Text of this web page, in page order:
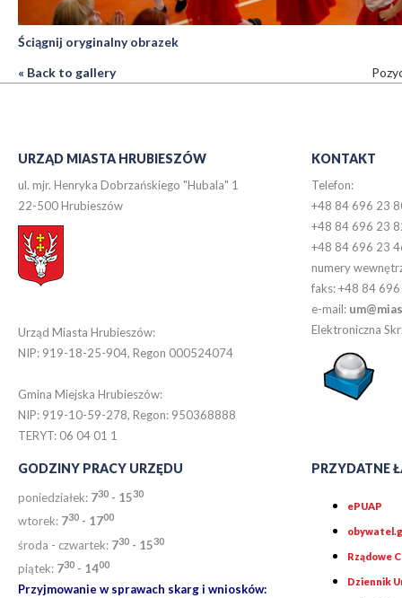
Ściągnij oryginalny obrazek
« Back to gallery
URZĄD MIASTA HRUBIESZÓW
ul. mjr. Henryka Dobrzańskiego "Hubala" 1
22-500 Hrubieszów
Urząd Miasta Hrubieszów:
NIP: 919-18-25-904, Regon 000524074
Gmina Miejska Hrubieszów:
NIP: 919-10-59-278, Regon: 950368888
TERYT: 06 04 01 1
KONTAKT
Telefon:
+48 84 696 23
+48 84 696 23
+48 84 696 23
numery
faks: +48 84
e-mail:
Elektroniczna
GODZINY PRACY URZĘDU
poniedziałek: 730 - 1530
wtorek: 730 - 1700
środa - czwartek: 730 - 1530
piątek: 730 - 1400
Przyjmowanie w sprawach skarg i wniosków:
PRZYDATNE
ePUAP
Rządowe
Dziennik